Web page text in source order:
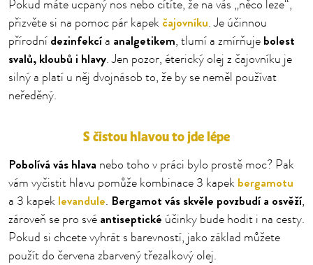
Pokud máte ucpaný nos nebo cítíte, že na vás „něco leze“,
přizvěte si na pomoc pár kapek čajovníku. Je účinnou
přírodní dezinfekcía analgetikem, tlumí a zmírňuje bolest
svalů, kloubů i hlavy. Jen pozor, éterický olej z čajovníku je
silný a platí u něj dvojnásob to, že by se neměl používat
neředěný.
S čistou hlavou to jde lépe
Pobolívá vás hlava nebo toho v práci bylo prostě moc? Pak
vám vyčistit hlavu pomůže kombinace 3 kapek bergamotu
a 3 kapek levandule. Bergamot vás skvěle povzbudí a osvěží,
zároveň se pro své antiseptické účinky bude hodit i na cesty.
Pokud si chcete vyhrát s barevností, jako základ můžete
použít do červena zbarvený třezalkový olej.